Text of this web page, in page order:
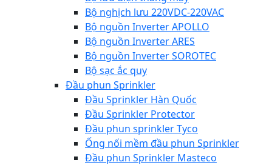
Bộ nghịch lưu 220VDC-220VAC
Bộ nguồn Inverter APOLLO
Bộ nguồn Inverter ARES
Bộ nguồn Inverter SOROTEC
Bộ sạc ắc quy
Đầu phun Sprinkler
Đầu Sprinkler Hàn Quốc
Đầu Sprinkler Protector
Đầu phun sprinkler Tyco
Ống nối mềm đầu phun Sprinkler
Đầu phun Sprinkler Masteco